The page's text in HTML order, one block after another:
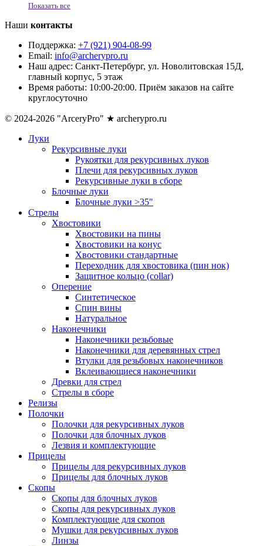
Показать все
Наши контакты
Поддержка: +7 (921) 904-08-99
Email: info@archerypro.ru
Наш адрес: Санкт-Петербург, ул. Новолитовская 15Д,
главный корпус, 5 этаж
Время работы: 10:00-20:00. Приём заказов на сайте
круглосуточно
© 2024-2026 "ArceryPro" ★ archerypro.ru
Луки
Рекурсивные луки
Рукоятки для рекурсивных луков
Плечи для рекурсивных луков
Рекурсивные луки в сборе
Блочные луки
Блочные луки >35"
Стрелы
Хвостовики
Хвостовики на пины
Хвостовики на конус
Хвостовики стандартные
Переходник для хвостовика (пин нок)
Защитное кольцо (collar)
Оперение
Синтетическое
Спин вины
Натуральное
Наконечники
Наконечники резьбовые
Наконечники для деревянных стрел
Втулки для резьбовых наконечников
Вклеивающиеся наконечники
Древки для стрел
Стрелы в сборе
Релизы
Полочки
Полочки для рекурсивных луков
Полочки для блочных луков
Лезвия и комплектующие
Прицелы
Прицелы для рекурсивных луков
Прицелы для блочных луков
Скопы
Скопы для блочных луков
Скопы для рекурсивных луков
Комплектующие для скопов
Мушки для рекурсивных луков
Линзы